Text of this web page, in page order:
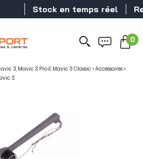
Stock en temps réel
0
3, Mavic 3 Pro & Mavic 3 Classic>Accessoires>
3